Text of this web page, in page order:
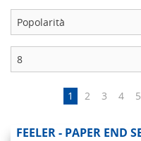
1 2 3 4 5
FEELER - PAPER END